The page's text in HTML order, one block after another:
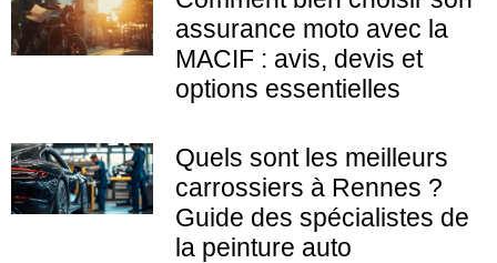
assurance moto avec la
MACIF : avis, devis et
options essentielles
Quels sont les meilleurs
carrossiers à Rennes ?
Guide des spécialistes de
la peinture auto